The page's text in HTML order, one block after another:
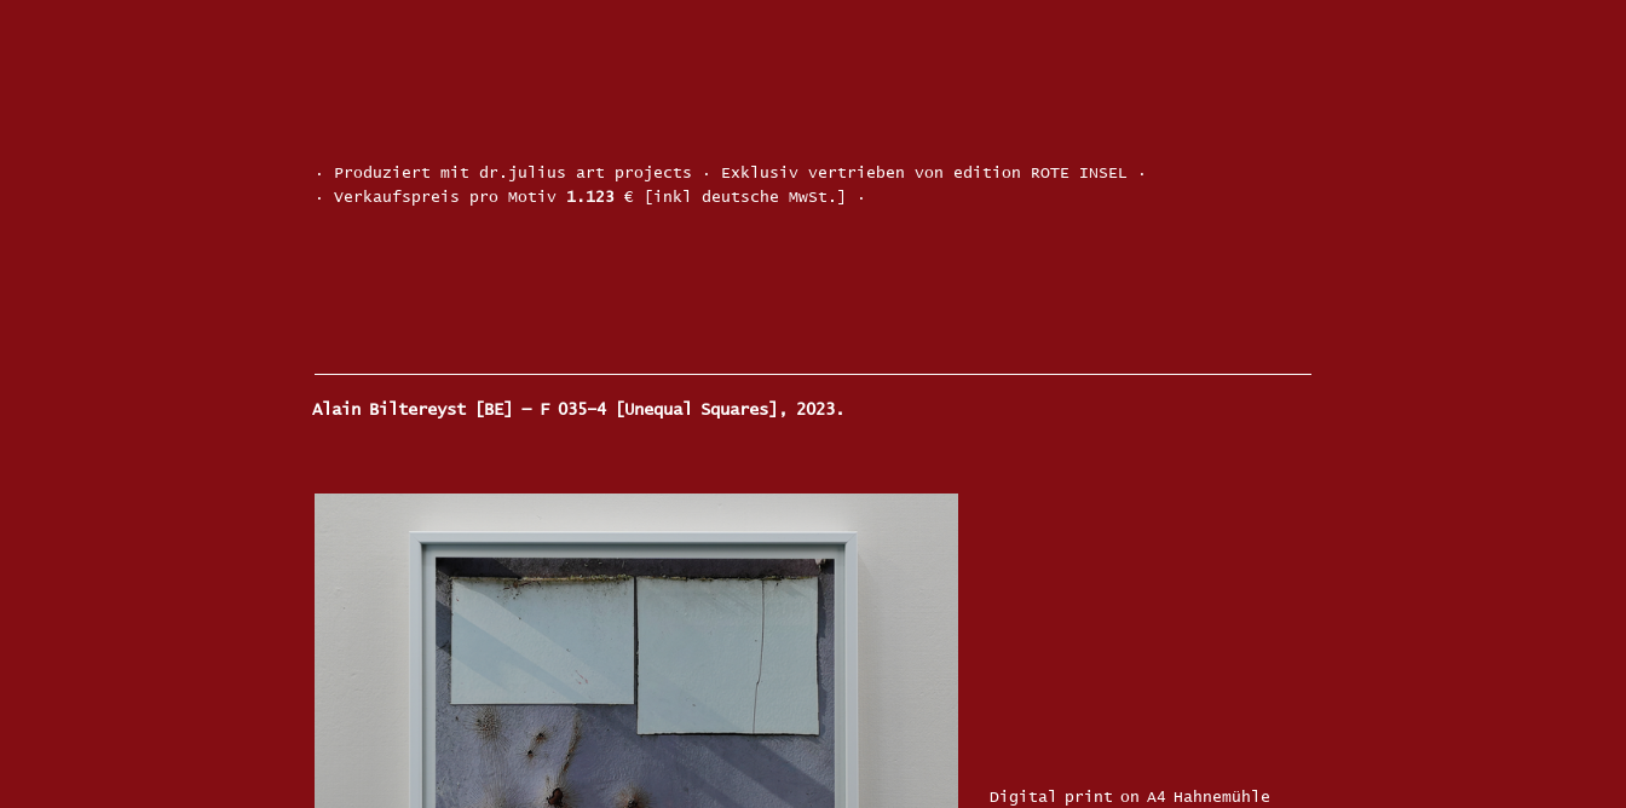
· Produziert mit dr.julius art projects · Exklusiv vertrieben von edition ROTE INSEL ·
· Verkaufspreis pro Motiv 1.123 € [inkl deutsche MwSt.] ·
Alain Biltereyst [BE] — F 035–4 [Unequal Squares], 2023.
Digital print on A4 Hahnemühle